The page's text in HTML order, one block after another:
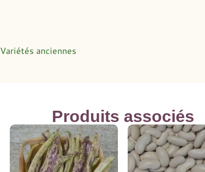
Variétés anciennes
Produits associés